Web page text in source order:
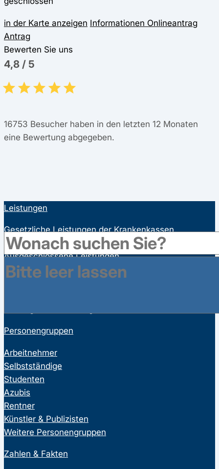
in der Karte anzeigen Informationen Onlineantrag
Antrag
Bewerten Sie uns
4,8 / 5
16753 Besucher haben in den letzten 12 Monaten
eine Bewertung abgegeben.
Leistungen
Gesetzliche Leistungen der Krankenkassen
Satzungsleistungen der Krankenkassen
Ausgeschlossene Leistungen
Familienversicherung
Personengruppen
Arbeitnehmer
Selbstständige
Studenten
Azubis
Rentner
Künstler & Publizisten
Weitere Personengruppen
Zahlen & Fakten